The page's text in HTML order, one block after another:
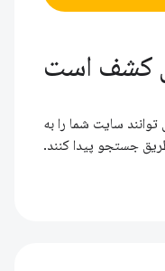
کشف است
سایت شما را به
جستجو پیدا کنند.